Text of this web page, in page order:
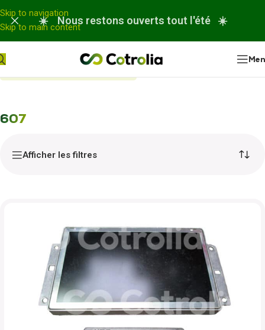
Panneau de gestion des cookies
Skip to navigation
Skip to main content
☀️ Nous restons ouverts tout l'été ☀️
607
Afficher les filtres